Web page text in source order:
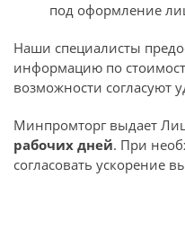
под оформление
Наши специалисты
информацию по
возможности согласуют
Минпромторг выдает
рабочих дней. При
согласовать ускорение